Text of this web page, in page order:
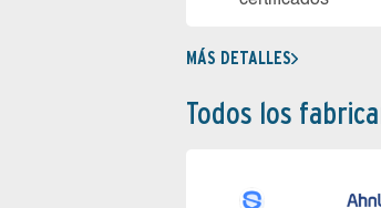
MÁS DETALLES
Todos los